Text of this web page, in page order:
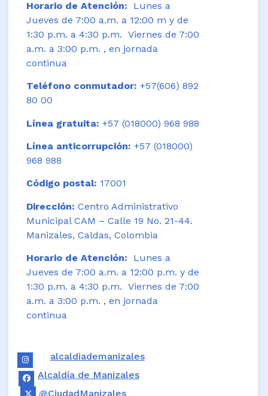
Horario de Atención:
Lunes a
Jueves de 7:00 a.m. a 12:00 m y de
1:30 p.m. a 4:30 p.m. Viernes de 7:00
a.m. a 3:00 p.m. , en jornada
continua
Teléfono conmutador: +57(606) 892
80 00
Línea gratuita: +57 (018000) 968 988
Línea anticorrupción: +57 (018000)
968 988
Código postal: 17001
Dirección: Centro Administrativo
Municipal CAM – Calle 19 No. 21-44.
Manizales, Caldas, Colombia
Horario de Atención: Lunes a
Jueves de 7:00 a.m. a 12:00 p.m. y de
1:30 p.m. a 4:30 p.m. Viernes de 7:00
a.m. a 3:00 p.m. , en jornada
continua
alcaldiademanizales
Alcaldía de Manizales
@CiudadManizales